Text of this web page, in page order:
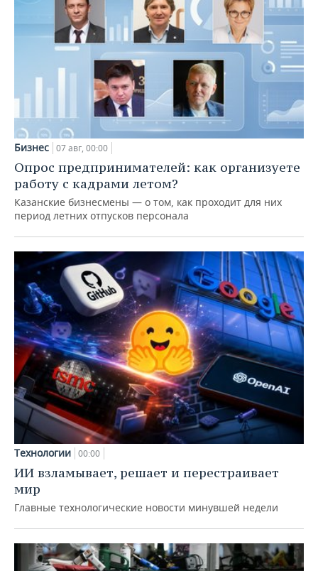
Бизнес 07 авг, 00:00
Опрос предпринимателей: как организуете
работу с кадрами летом?
Казанские бизнесмены — о том, как проходит для них
период летних отпусков персонала
Технологии 00:00
ИИ взламывает, решает и перестраивает
мир
Главные технологические новости минувшей недели